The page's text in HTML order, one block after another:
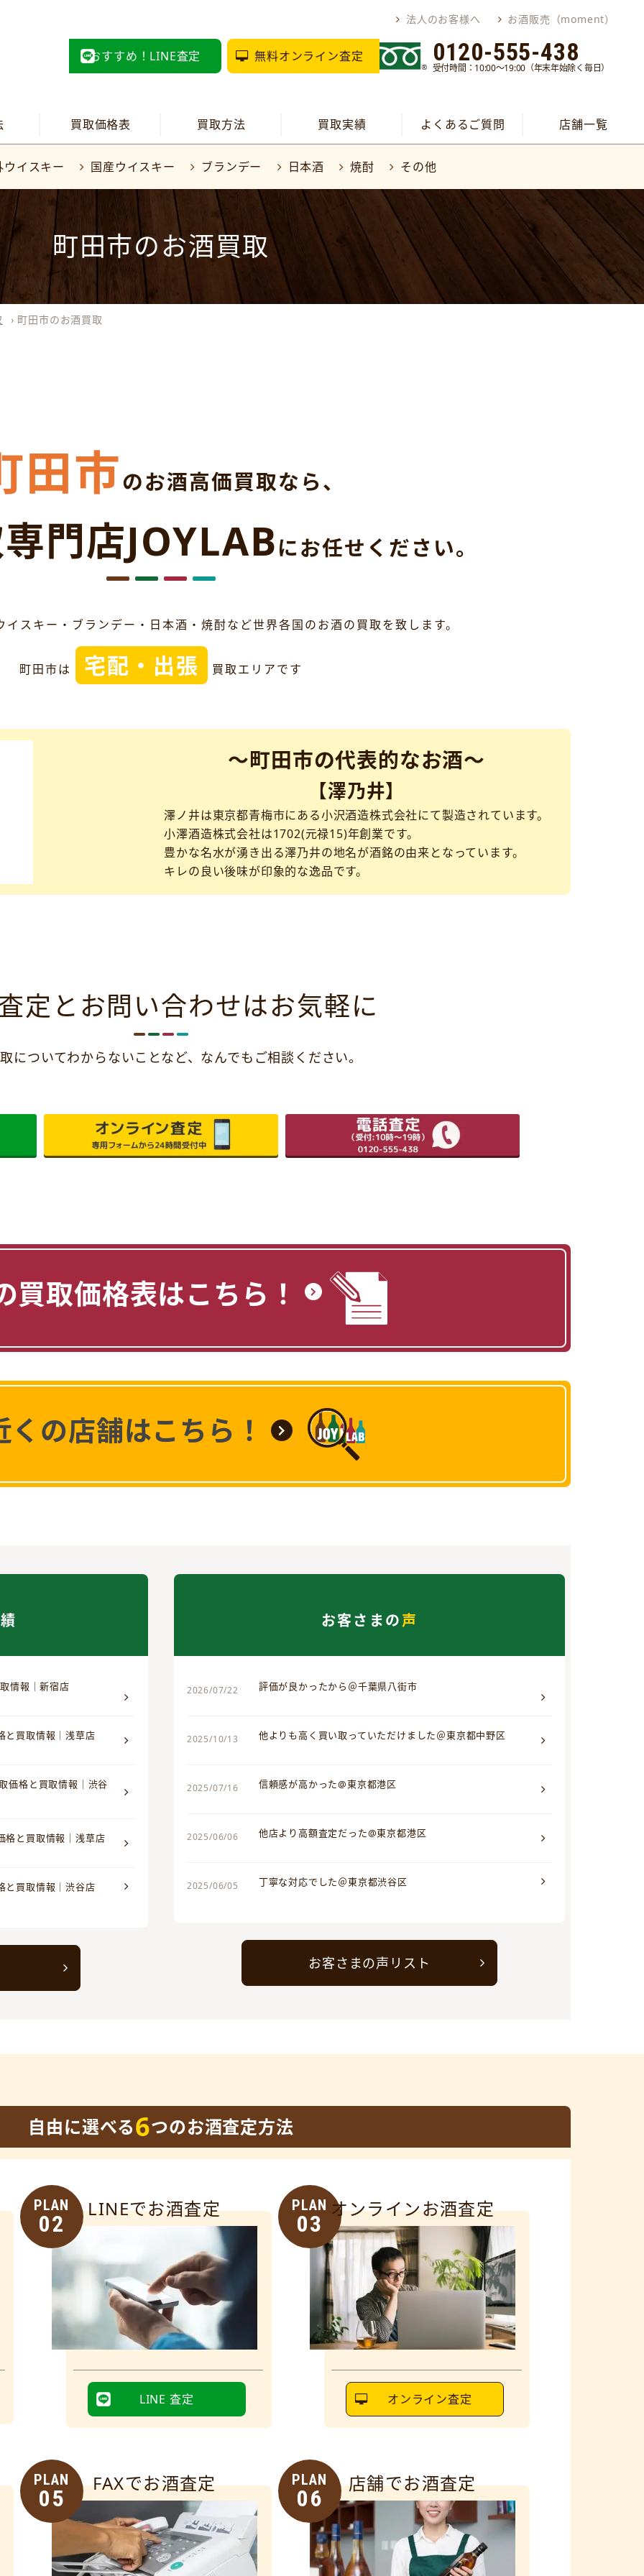
法人のお客様へ お酒販売（moment）
おすすめ！LINE査定 無料オンライン査定 0120-555-438
受付時間：10:00～19:00（年末年始除く毎日）
買取価格表 買取方法 買取実績 よくあるご質問 店舗一覧
ウイスキー 国産ウイスキー ブランデー 日本酒 焼酎 その他
町田市のお酒買取
› 町田市のお酒買取
田市のお酒高価買取なら、
門店JOYLABにお任せください。
スキー・ブランデー・日本酒・焼酎など世界各国のお酒の買取を致します。
町田市は 宅配・出張 買取エリアです
～町田市の代表的なお酒～
【澤乃井】
澤ノ井は東京都青梅市にある小沢酒造株式会社にて製造されています。
小澤酒造株式会社は1702(元禄15)年創業です。
豊かな名水が湧き出る澤乃井の地名が酒銘の由来となっています。
キレの良い後味が印象的な逸品です。
定とお問い合わせはお気軽に
についてわからないことなど、 なんでもご相談ください。
買取価格表はこちら！
くの店舗はこちら！
情報｜新宿店
と買取情報｜浅草店
価格と買取情報｜渋谷
格と買取情報｜浅草店
と買取情報｜渋谷店
お客さまの声
2026/07/22 評価が良かったから＠千葉県八街市
2025/10/13 他よりも高く買い取っていただけました＠東京都中野区
2025/07/16 信頼感が高かった@東京都港区
2025/06/06 他店より高額査定だった@東京都港区
2025/06/05 丁寧な対応でした＠東京都渋谷区
お客さまの声リスト
自由に選べる6つのお酒査定方法
PLAN
02
LINEでお酒査定
LINE 査定
PLAN
03
オンラインお酒査定
オンライン査定
PLAN
05
FAXでお酒査定 PLAN
06
店舗でお酒査定